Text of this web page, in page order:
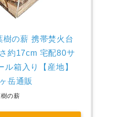
樹の薪 携帯焚火台
約17cm 宅配80サ
ル箱入り【産地】
岳通販
の薪